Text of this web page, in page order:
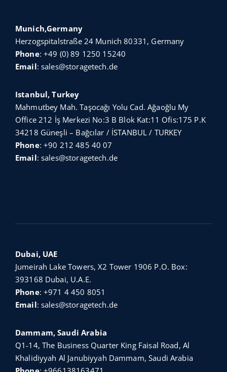
Munich,Germany
Herzogspitalstraße 24 Munich 80331, Germany
Phone:+49 (0) 89 1250 15240
Email:sales@storagetech.de
Istanbul, Turkey
Mahmutbey Mah. Taşocağı Yolu Cad. Ağaoğlu My
Office 212 İş Merkezi No:3 B Blok Kat:11 Ofis:175 P.K
34218 Güneşli – Bağcılar / İSTANBUL / TURKEY
Phone:+90 212 485 40 07
Email:sales@storagetech.de
Dubai, UAE
Jumeirah Lake Towers, X2 Tower 1906 P.O. Box:
393168 Dubai, U.A.E.
Phone:+971 4 450 8051
Email:sales@storagetech.de
Dammam, Saudi Arabia
Q1-14, The Business Quarter King Faisal Road, Al
Khalidiyyah Al Janubiyyah Dammam, Saudi Arabia